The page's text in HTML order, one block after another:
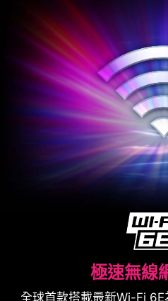
Ambient Link，玩家可以輕
本，將虛擬的遊戲畫面結
戲情境到實體RGB電競配
受燈效斑斕的暢快
了解
*該軟體功能僅限
極速無線
全球首款搭載最新Wi-Fi
2.5G LAN優異
搭載網路管理系統2.5Gbps
跟低延遲的乙太網路上迅
提供玩家依據自己的經驗
做控制及管理，提供
USB 20GB TYPE
Gen 2x2，傳輸速度為
正面設置
正面設置